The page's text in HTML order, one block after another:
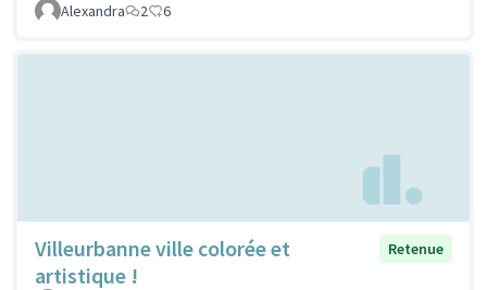
Alexandra 2 6
Villeurbanne ville colorée et
artistique !
Retenue